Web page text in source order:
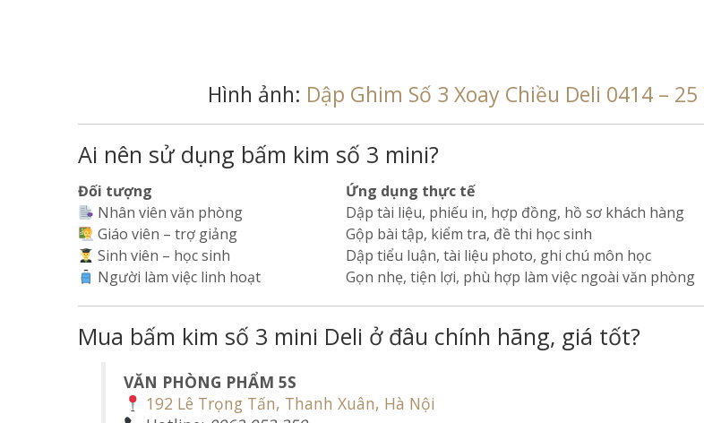
Hình ảnh: Dập Ghim Số 3 Xoay Chiều Deli 0414 – 25
Ai nên sử dụng bấm kim số 3 mini?
Đối tượng
Ứng dụng thực tế
Nhân viên văn phòng
Dập tài liệu, phiếu in, hợp đồng, hồ sơ khách hàng
Giáo viên – trợ giảng
Gộp bài tập, kiểm tra, đề thi học sinh
Sinh viên – học sinh
Dập tiểu luận, tài liệu photo, ghi chú môn học
Người làm việc linh hoạt
Gọn nhẹ, tiện lợi, phù hợp làm việc ngoài văn phòng
Mua bấm kim số 3 mini Deli ở đâu chính hãng, giá tốt?
VĂN PHÒNG PHẨM 5S
192 Lê Trọng Tấn, Thanh Xuân, Hà Nội